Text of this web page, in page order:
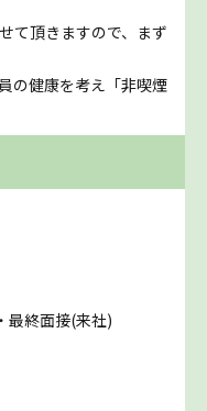
て頂きますので、まず
の健康を考え「非喫煙
最終面接(来社)